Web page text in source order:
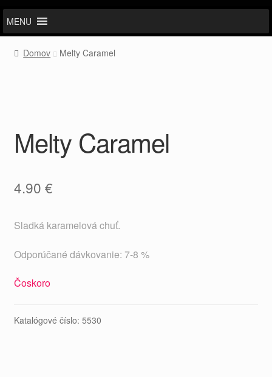
MENU
Domov Melty Caramel
Melty Caramel
4.90 €
Sladká karamelová chuť.
Odporúčané dávkovanie: 7-8 %
Čoskoro
Katalógové číslo: 5530